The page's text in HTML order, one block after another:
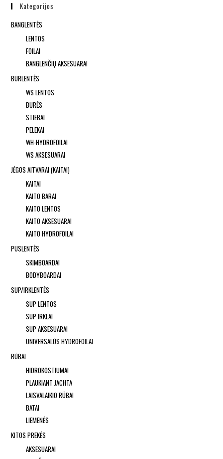
Kategorijos
BANGLENTĖS
LENTOS
FOILAI
BANGLENČIŲ AKSESUARAI
BURLENTĖS
WS LENTOS
BURĖS
STIEBAI
PELEKAI
WH-HYDROFOILAI
WS AKSESUARAI
JĖGOS AITVARAI (KAITAI)
KAITAI
KAITO BARAI
KAITO LENTOS
KAITO AKSESUARAI
KAITO HYDROFOILAI
PUSLENTĖS
SKIMBOARDAI
BODYBOARDAI
SUP/IRKLENTĖS
SUP LENTOS
SUP IRKLAI
SUP AKSESUARAI
UNIVERSALŪS HYDROFOILAI
RŪBAI
HIDROKOSTIUMAI
PLAUKIANT JACHTA
LAISVALAIKIO RŪBAI
BATAI
LIEMENĖS
KITOS PREKĖS
AKSESUARAI